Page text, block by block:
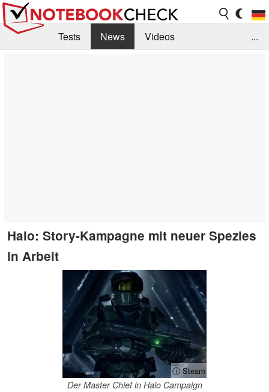
Tests News
Videos
...
Halo: Story-Kampagne mit neuer Spezies
in Arbeit
ⓘ Steam
Der Master Chief in Halo Campaign